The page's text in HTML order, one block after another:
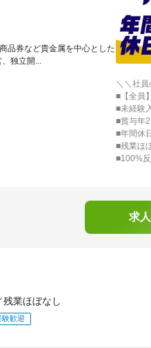
品券など貴金属を中心とした
独立開...
＼＼社
■【全員
■未経験
■賞与年
■年間休
■残業ほ
■100%
求
業ほぼなし
験歓迎